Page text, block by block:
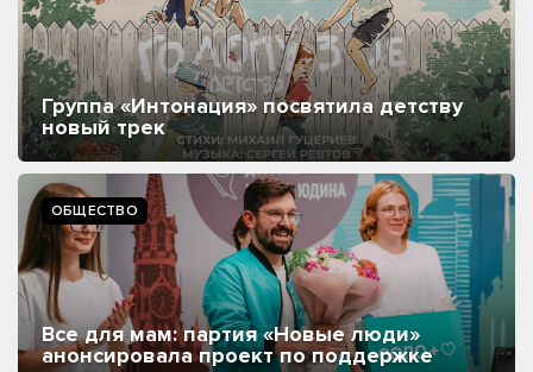
Группа «Интонация» посвятила детству
новый трек
ОБЩЕСТВО
Все для мам: партия «Новые люди»
анонсировала проект по поддержке